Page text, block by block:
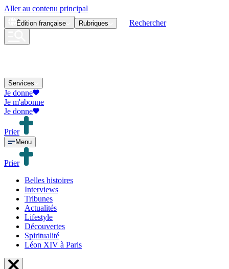
Aller au contenu principal
Édition française Rubriques Rechercher
Services
Je donne
Je m'abonne
Je donne
Prier
Menu
Prier
Belles histoires
Interviews
Tribunes
Actualités
Lifestyle
Découvertes
Spiritualité
Léon XIV à Paris